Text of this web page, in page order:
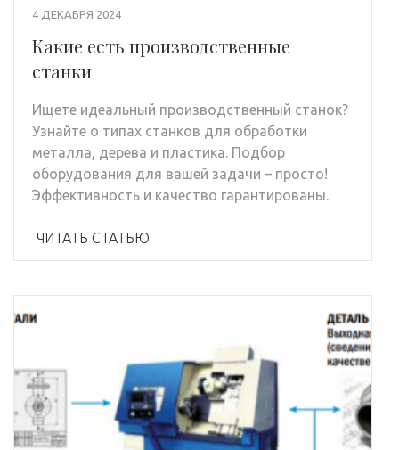
4 ДЕКАБРЯ 2024
Какие есть производственные
станки
Ищете идеальный производственный станок?
Узнайте о типах станков для обработки
металла, дерева и пластика. Подбор
оборудования для вашей задачи – просто!
Эффективность и качество гарантированы.
ЧИТАТЬ СТАТЬЮ